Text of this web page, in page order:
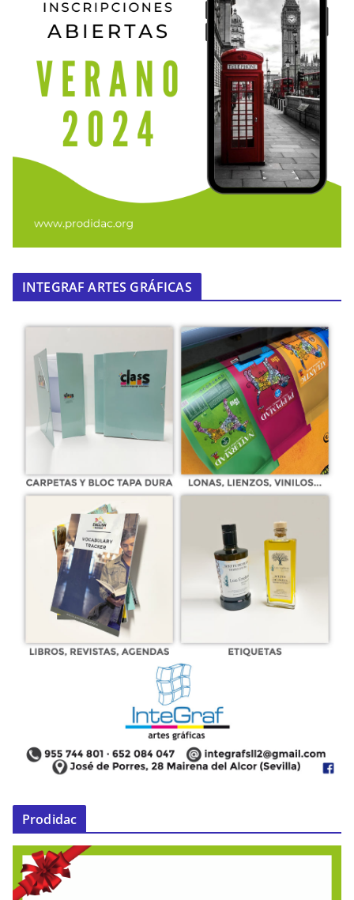
INTEGRAF ARTES GRÁFICAS
Prodidac